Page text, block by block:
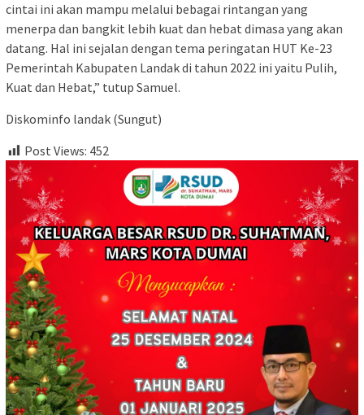
cintai ini akan mampu melalui bebagai rintangan yang
menerpa dan bangkit lebih kuat dan hebat dimasa yang akan
datang. Hal ini sejalan dengan tema peringatan HUT Ke-23
Pemerintah Kabupaten Landak di tahun 2022 ini yaitu Pulih,
Kuat dan Hebat,” tutup Samuel.
Diskominfo landak (Sungut)
Post Views: 452